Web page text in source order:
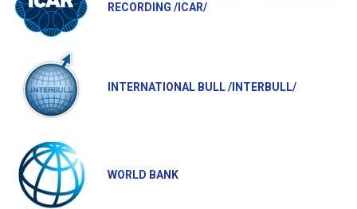
RECORDING /ICAR/
INTERNATIONAL BULL /INTERBULL/
WORLD BANK